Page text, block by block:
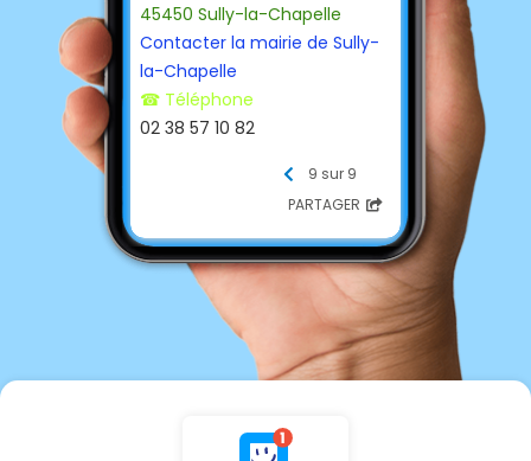
45450 Sully-la-Chapelle
Contacter la mairie de Sully-
la-Chapelle
☎ Téléphone
02 38 57 10 82
mairie@sullylachapelle.fr
Accueil
Le mardi 12h45 à 16h45
Le jeudi 9h à 12h
9 sur 9
PARTAGER